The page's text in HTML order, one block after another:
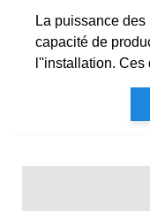
La puissance
capacité de
l''installation.